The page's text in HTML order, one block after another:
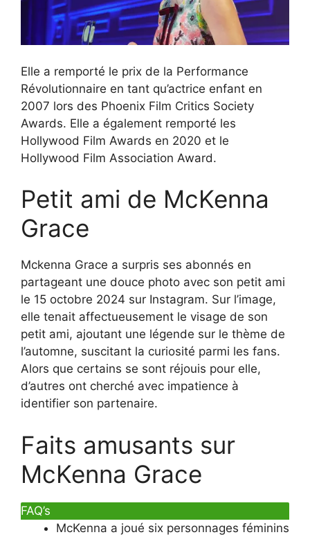
Elle a remporté le prix de la Performance
Révolutionnaire en tant qu’actrice enfant en
2007 lors des Phoenix Film Critics Society
Awards. Elle a également remporté les
Hollywood Film Awards en 2020 et le
Hollywood Film Association Award.
Petit ami de McKenna
Grace
Mckenna Grace a surpris ses abonnés en
partageant une douce photo avec son petit ami
le 15 octobre 2024 sur Instagram. Sur l’image,
elle tenait affectueusement le visage de son
petit ami, ajoutant une légende sur le thème de
l’automne, suscitant la curiosité parmi les fans.
Alors que certains se sont réjouis pour elle,
d’autres ont cherché avec impatience à
identifier son partenaire.
Faits amusants sur
McKenna Grace
FAQ’s
McKenna a joué six personnages féminins